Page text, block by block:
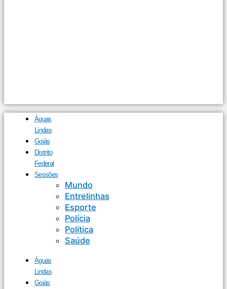
Águas
Lindas
Goiás
Distrito
Federal
Sessões
Mundo
Entrelinhas
Esporte
Polícia
Política
Saúde
Águas
Lindas
Goiás